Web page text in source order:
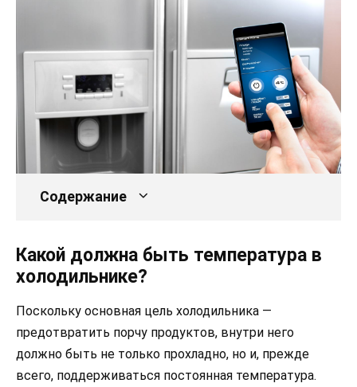
Содержание
Какой должна быть температура в
холодильнике?
Поскольку основная цель холодильника —
предотвратить порчу продуктов, внутри него
должно быть не только прохладно, но и, прежде
всего, поддерживаться постоянная температура.